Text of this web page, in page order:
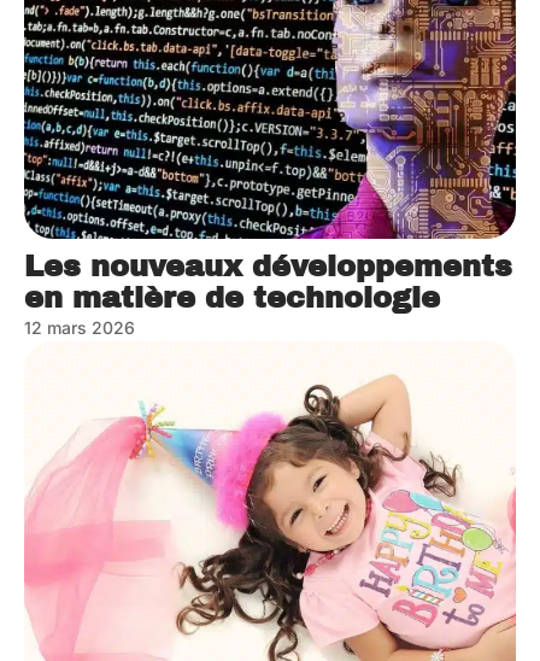
Les nouveaux développements
en matière de technologie
12 mars 2026